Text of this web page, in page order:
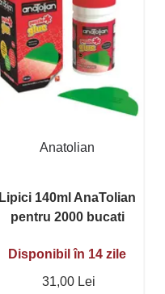
Anatolian
Lipici 140ml AnaTolian
pentru 2000 bucati
Disponibil în 14 zile
31,00 Lei